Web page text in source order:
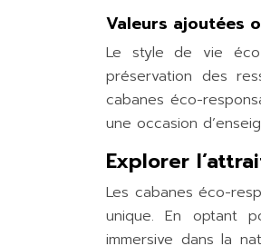
Valeurs ajoutées
Le style de vie
préservation des
cabanes éco-
une occasion
Explorer
Les cabanes éco-
unique. En optant
immersive dans la